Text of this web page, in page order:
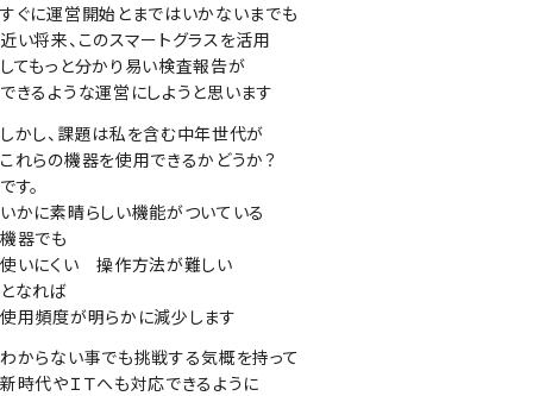
すぐに運営開始とまではいかないまでも
近い将来、このスマートグラスを活用
してもっと分かり易い検査報告が
できるような運営にしようと思います
しかし、課題は私を含む中年世代が
これらの機器を使用できるかどうか？
です。
いかに素晴らしい機能がついている
機器でも
使いにくい 操作方法が難しい
となれば
使用頻度が明らかに減少します
わからない事でも挑戦する気概を持って
新時代やＩＴへも対応できるように